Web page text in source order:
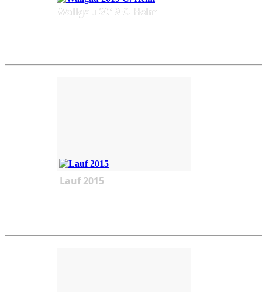
Wallgau 2019 C. Helm
Lauf 2015